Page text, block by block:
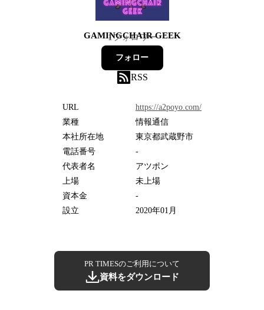
GAMINGCHAIR GEEK
1フォロワー
フォロー
RSS
URL
https://a2poyo.com/
業種
情報通信
本社所在地
東京都武蔵野市
電話番号
-
代表者名
アツポン
上場
未上場
資本金
-
設立
2020年01月
PR TIMESのご利用について
資料をダウンロード